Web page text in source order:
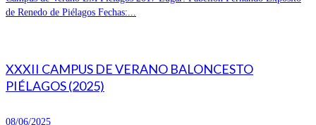
de Renedo de Piélagos Fechas:...
XXXII CAMPUS DE VERANO BALONCESTO
PIÉLAGOS (2025)
08/06/2025